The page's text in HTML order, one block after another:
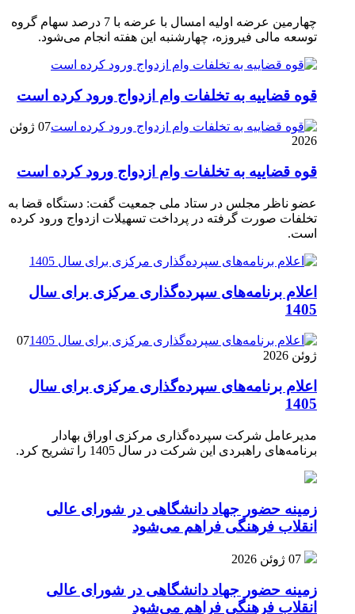
چهارمین عرضه اولیه امسال با عرضه با 7 درصد سهام گروه
توسعه مالی فیروزه، چهارشنبه این هفته انجام می‌شود.
قوه قضاییه به تخلفات وام ازدواج ورود کرده است
07 ژوئن
2026
قوه قضاییه به تخلفات وام ازدواج ورود کرده است
عضو ناظر مجلس در ستاد ملی جمعیت گفت: دستگاه قضا به
تخلفات صورت گرفته در پرداخت تسهیلات ازدواج ورود کرده
است.
اعلام برنامه‌های سپرده‌گذاری مرکزی برای سال
1405
07
ژوئن 2026
اعلام برنامه‌های سپرده‌گذاری مرکزی برای سال
1405
مدیرعامل شرکت سپرده‌گذاری مرکزی اوراق بهادار
برنامه‌های راهبردی این شرکت در سال 1405 را تشریح کرد.
زمینه حضور جهاد دانشگاهی در شورای عالی
انقلاب فرهنگی فراهم می‌شود
07 ژوئن 2026
زمینه حضور جهاد دانشگاهی در شورای عالی
انقلاب فرهنگی فراهم می‌شود